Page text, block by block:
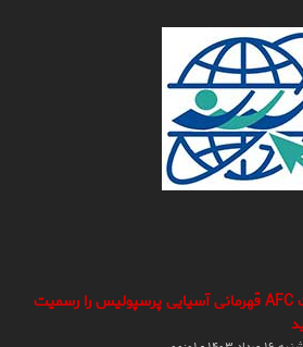
سایت AFC قهرمانی آسیایی پرسپولیس را رسمیت